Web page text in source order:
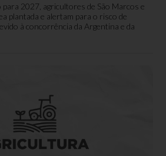
2027, agricultores de São Marcos e
plantada e alertam para o risco de
à concorrência da Argentina e da